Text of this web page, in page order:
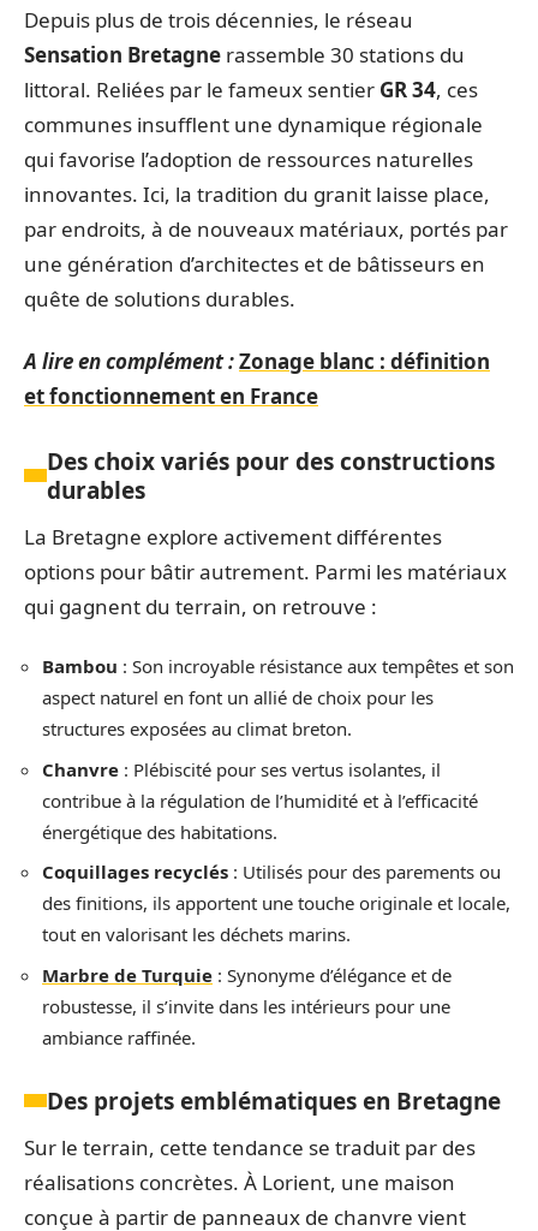
Depuis plus de trois décennies, le réseau
Sensation Bretagne rassemble 30 stations du
littoral. Reliées par le fameux sentier GR 34, ces
communes insufflent une dynamique régionale
qui favorise l’adoption de ressources naturelles
innovantes. Ici, la tradition du granit laisse place,
par endroits, à de nouveaux matériaux, portés par
une génération d’architectes et de bâtisseurs en
quête de solutions durables.
A lire en complément :Zonage blanc : définition
et fonctionnement en France
Des choix variés pour des constructions
durables
La Bretagne explore activement différentes
options pour bâtir autrement. Parmi les matériaux
qui gagnent du terrain, on retrouve :
Bambou : Son incroyable résistance aux tempêtes et son
aspect naturel en font un allié de choix pour les
structures exposées au climat breton.
Chanvre : Plébiscité pour ses vertus isolantes, il
contribue à la régulation de l’humidité et à l’efficacité
énergétique des habitations.
Coquillages recyclés : Utilisés pour des parements ou
des finitions, ils apportent une touche originale et locale,
tout en valorisant les déchets marins.
Marbre de Turquie : Synonyme d’élégance et de
robustesse, il s’invite dans les intérieurs pour une
ambiance raffinée.
Des projets emblématiques en Bretagne
Sur le terrain, cette tendance se traduit par des
réalisations concrètes. À Lorient, une maison
conçue à partir de panneaux de chanvre vient